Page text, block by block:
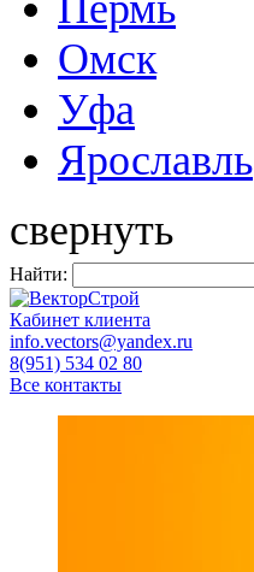
Омск
Уфа
Ярославль
свернуть
Найти:
Кабинет клиента
info.vectors@yandex.ru
8(951) 534 02 80
Все контакты